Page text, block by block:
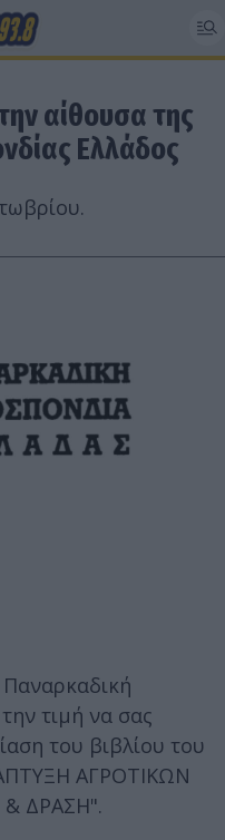
αίθουσα της
Ελλάδος
τιμή να σας
του βιβλίου του
ΑΓΡΟΤΙΚΩΝ
ΔΡΑΣΗ".